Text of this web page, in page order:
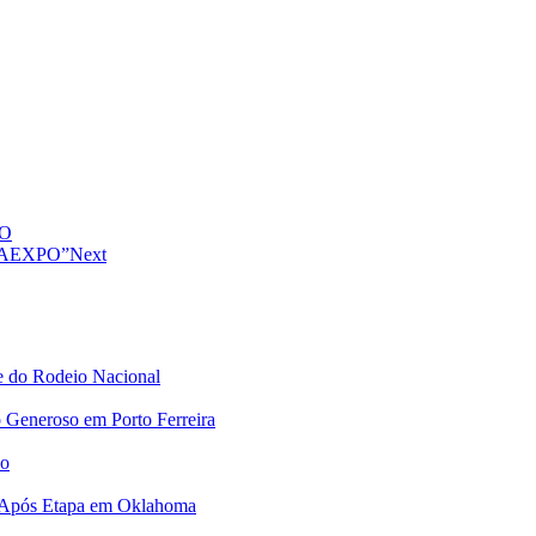
Next
do Rodeio Nacional
em Porto Ferreira
Etapa em Oklahoma